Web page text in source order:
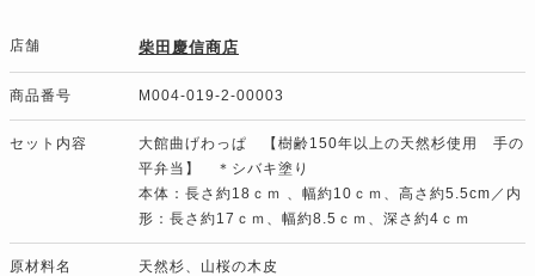
店舗 柴田慶信商店
商品番号 M004-019-2-00003
セット内容
大館曲げわっぱ 【樹齢150年以上の天然杉使用 手の
平弁当】 ＊シバキ塗り
本体：長さ約18ｃｍ 、幅約10ｃｍ、高さ約5.5cm／内
形：長さ約17ｃｍ、幅約8.5ｃｍ、深さ約4ｃｍ
原材料名 天然杉、山桜の木皮